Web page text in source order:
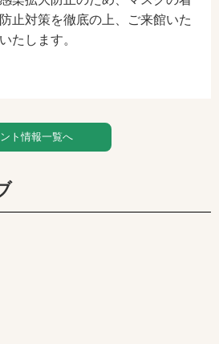
止対策を徹底の上、ご来館いた
たします。
ト情報一覧へ